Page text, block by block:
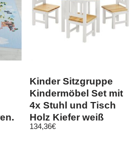
Kinder Sitzgruppe
Kindermöbel Set mit
4x Stuhl und Tisch
Holz Kiefer weiß
Natur BOMI®
134,36€